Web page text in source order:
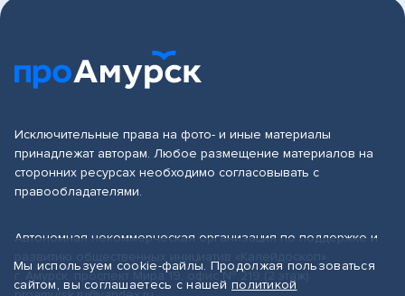
Исключительные права на фото- и иные материалы
принадлежат авторам. Любое размещение материалов на
сторонних ресурсах необходимо согласовывать с
правообладателями.
Автономная некоммерческая организация по поддержке и
г. Амурск, проспект Мира 19, офис № 219 (2 этаж)
Мы используем cookie-файлы. Продолжая пользоваться
сайтом, вы соглашаетесь с нашей политикой